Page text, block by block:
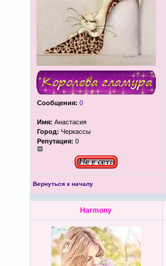
Сообщения: 0
Имя: Анастасия
Город: Черкассы
Репутация: 0
Вернуться к началу
Harmony